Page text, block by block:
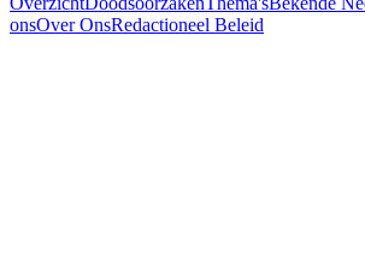
onsOver OnsRedactioneel Beleid